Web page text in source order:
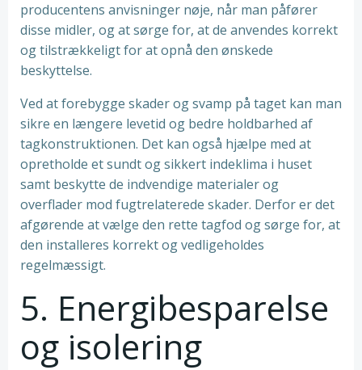
producentens anvisninger nøje, når man påfører
disse midler, og at sørge for, at de anvendes korrekt
og tilstrækkeligt for at opnå den ønskede
beskyttelse.
Ved at forebygge skader og svamp på taget kan man
sikre en længere levetid og bedre holdbarhed af
tagkonstruktionen. Det kan også hjælpe med at
opretholde et sundt og sikkert indeklima i huset
samt beskytte de indvendige materialer og
overflader mod fugtrelaterede skader. Derfor er det
afgørende at vælge den rette tagfod og sørge for, at
den installeres korrekt og vedligeholdes
regelmæssigt.
5. Energibesparelse
og isolering